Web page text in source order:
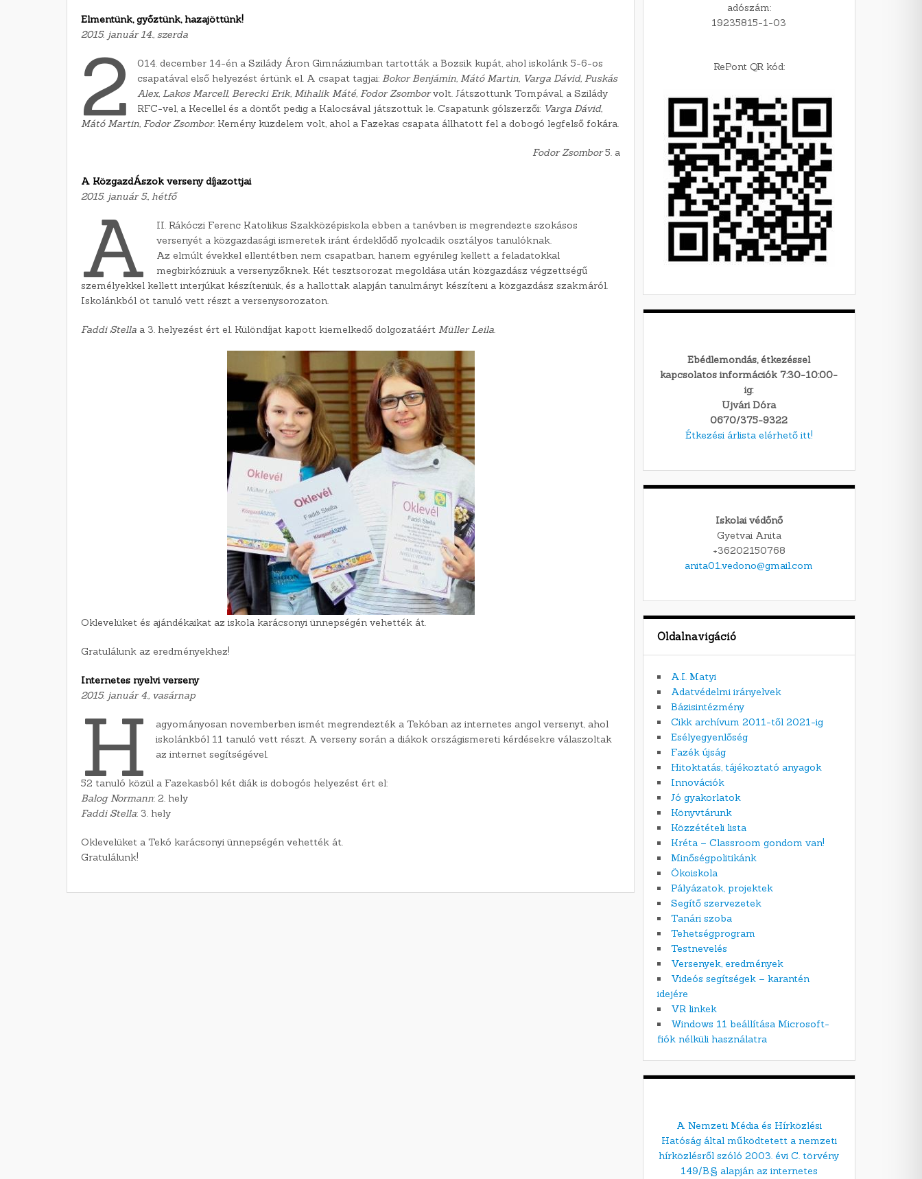
Elmentünk, győztünk, hazajöttünk!
2015. január 14., szerda
2
014. december 14-én a Szilády Áron Gimnáziumban tartották a Bozsik kupát, ahol iskolánk 5-6-os
csapatával első helyezést értünk el. A csapat tagjai:Bokor Benjámin, Mátó Martin, Varga Dávid, Puskás
Alex, Lakos Marcell, Berecki Erik, Mihalik Máté, Fodor Zsomborvolt. Játszottunk Tompával, a Szilády
RFC-vel, a Kecellel és a döntőt pedig a Kalocsával játszottuk le. Csapatunk gólszerzői: Varga Dávid,
Mátó Martin, Fodor Zsombor. Kemény küzdelem volt, ahol a Fazekas csapata állhatott fel a dobogó legfelső fokára.
Fodor Zsombor5. a
A KözgazdÁszok verseny díjazottjai
2015. január 5., hétfő
A
II. Rákóczi Ferenc Katolikus Szakközépiskola ebben a tanévben is megrendezte szokásos
versenyét a közgazdasági ismeretek iránt érdeklődő nyolcadik osztályos tanulóknak.
Az elmúlt évekkel ellentétben nem csapatban, hanem egyénileg kellett a feladatokkal
megbirkózniuk a versenyzőknek. Két tesztsorozat megoldása után közgazdász végzettségű
személyekkel kellett interjúkat készíteniük, és a hallottak alapján tanulmányt készíteni a közgazdász szakmáról.
Iskolánkból öt tanuló vett részt a versenysorozaton.
Faddi Stella a 3. helyezést ért el. Különdíjat kapott kiemelkedő dolgozatáért Müller Leila.
Oklevelüket és ajándékaikat az iskola karácsonyi ünnepségén vehették át.
Gratulálunk az eredményekhez!
Internetes nyelvi verseny
2015. január 4., vasárnap
H
agyományosan novemberben ismét megrendezték a Tekóban az internetes angol versenyt, ahol
iskolánkból 11 tanuló vett részt. A verseny során a diákok országismereti kérdésekre válaszoltak
az internet segítségével.
52 tanuló közül a Fazekasból két diák is dobogós helyezést ért el:
Balog Normann: 2. hely
Faddi Stella: 3. hely
Oklevelüket a Tekó karácsonyi ünnepségén vehették át.
Gratulálunk!
adószám:
19235815-1-03
RePont QR kód:
Ebédlemondás, étkezéssel
kapcsolatos információk 7:30-10:00-
ig:
Ujvári Dóra
0670/375-9322
Étkezési árlista elérhető itt!
Iskolai védőnő
Gyetvai Anita
+36202150768
anita01.vedono@gmail.com
Oldalnavigáció
A.I. Matyi
Adatvédelmi irányelvek
Bázisintézmény
Cikk archívum 2011-től 2021-ig
Esélyegyenlőség
Fazék újság
Hitoktatás, tájékoztató anyagok
Innovációk
Jó gyakorlatok
Könyvtárunk
Közzétételi lista
Kréta – Classroom gondom van!
Minőségpolitikánk
Ökoiskola
Pályázatok, projektek
Segítő szervezetek
Tanári szoba
Tehetségprogram
Testnevelés
Versenyek, eredmények
Videós segítségek – karantén
idejére
VR linkek
Windows 11 beállítása Microsoft-
fiók nélküli használatra
A Nemzeti Média és Hírközlési
Hatóság által működtetett a nemzeti
hírközlésről szóló 2003. évi C. törvény
149/B.§ alapján az internetes